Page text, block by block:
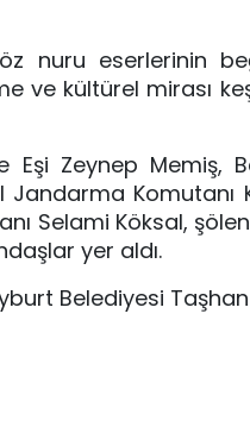
nuru eserlerinin
ve kültürel mirası
Eşi Zeynep Memiş,
Jandarma Komutanı
Selami Köksal,
yer aldı.
Belediyesi